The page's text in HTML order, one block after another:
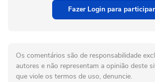
Fazer Login para participar
Os comentários são de responsabilidade
autores e não representam a opinião deste
que viole os termos de uso, denuncie.